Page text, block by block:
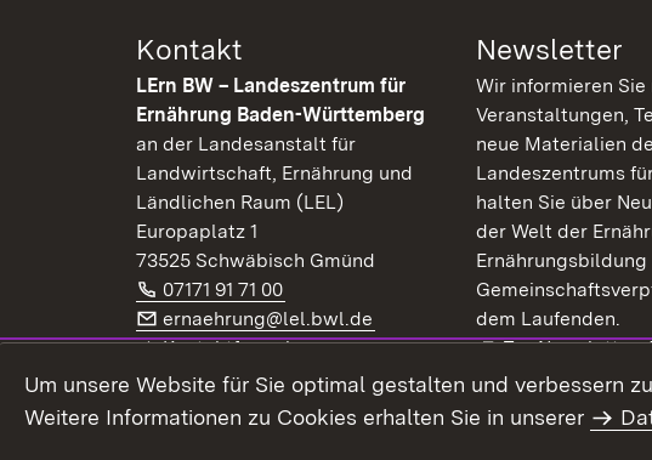
Kontakt
LErn BW – Landeszentrum für
Ernährung Baden-Württemberg
an der Landesanstalt für
Landwirtschaft, Ernährung und
Ländlichen Raum (LEL)
Europaplatz 1
73525 Schwäbisch Gmünd
Telefon:
07171 91 71 00 (Öffnet in neuem Fenster)
E-Mail:
ernaehrung@lel.bwl.de (Öffnet in neuem Fenster)
Kontaktformular
Extern:
LinkedIn (Öffnet in neuem Fenster)
Newsletter
Wir informieren
Veranstaltungen,
neue Materialien
Landeszentrums
halten Sie über
der Welt der
Ernährungsbildung
dem Laufenden.
Extern:
Zur Newsletter-
Newsletter-
Um unsere Website für Sie optimal gestalten und verbessern
Weitere Informationen zu Cookies erhalten Sie in unserer